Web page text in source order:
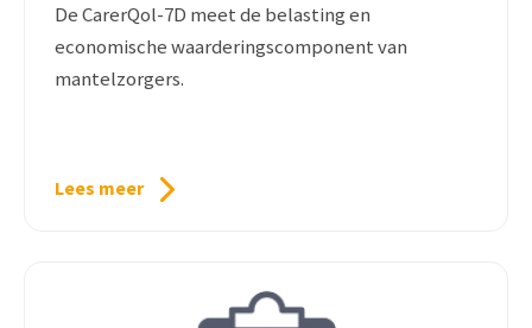
De CarerQol-7D meet de belasting en
economische waarderingscomponent van
mantelzorgers.
Lees meer